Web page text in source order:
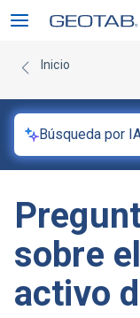
Inicio
Búsqueda por
sobre
activo